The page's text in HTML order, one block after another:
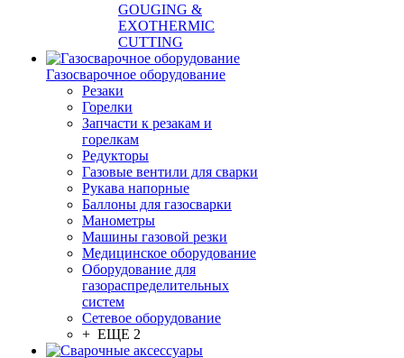
GOUGING &
EXOTHERMIC
CUTTING
Газосварочное оборудование
Резаки
Горелки
Запчасти к резакам и
горелкам
Редукторы
Газовые вентили для сварки
Рукава напорные
Баллоны для газосварки
Манометры
Машины газовой резки
Медицинское оборудование
Оборудование для
газораспределительных
систем
Сетевое оборудование
+ ЕЩЕ 2